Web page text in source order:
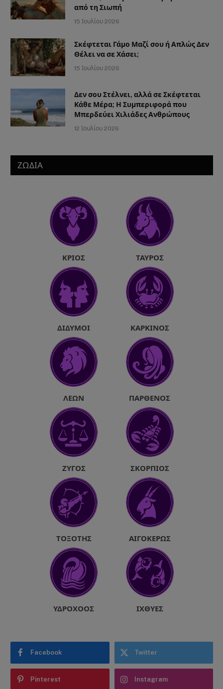
από τη Σιωπή
15 Ιουλίου 2026
Σκέφτεται Γάμο Μαζί σου ή Απλώς Δεν
Θέλει να σε Χάσει;
15 Ιουλίου 2026
Δεν σου Στέλνει, αλλά σε Σκέφτεται
Κάθε Μέρα; Η Συμπεριφορά που
Μπερδεύει Χιλιάδες Ανθρώπους
12 Ιουλίου 2026
ΖΩΔΙΑ
ΚΡΙΌΣ ΤΑΎΡΟΣ
ΔΊΔΥΜΟΙ ΚΑΡΚΊΝΟΣ
ΛΈΩΝ ΠΑΡΘΈΝΟΣ
ΖΥΓΌΣ ΣΚΟΡΠΙΌΣ
ΤΟΞΌΤΗΣ ΑΙΓΌΚΕΡΩΣ
ΥΔΡΟΧΌΟΣ ΙΧΘΎΕΣ
Facebook Twitter
Pinterest Instagram